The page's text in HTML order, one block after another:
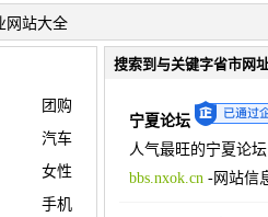
网站大全
团购
汽车
女性
手机
搜索到与关键字省市网
宁夏论坛
人气最旺的宁夏论
bbs.nxok.cn-网站信